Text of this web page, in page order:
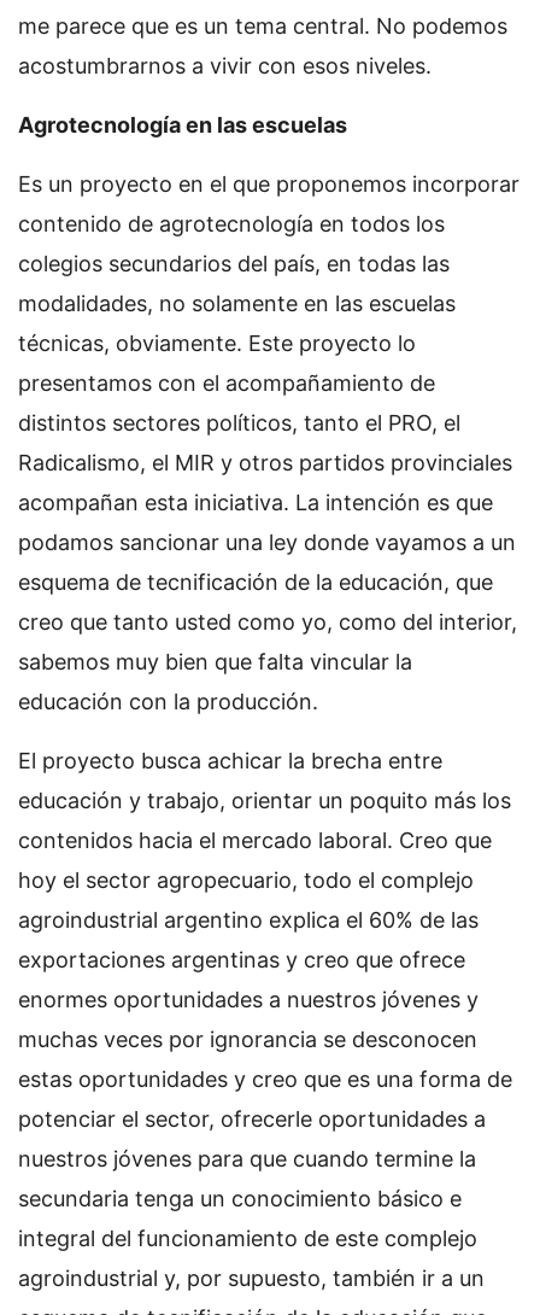
me parece que es un tema central. No podemos
acostumbrarnos a vivir con esos niveles.
Agrotecnología en las escuelas
Es un proyecto en el que proponemos incorporar
contenido de agrotecnología en todos los
colegios secundarios del país, en todas las
modalidades, no solamente en las escuelas
técnicas, obviamente. Este proyecto lo
presentamos con el acompañamiento de
distintos sectores políticos, tanto el PRO, el
Radicalismo, el MIR y otros partidos provinciales
acompañan esta iniciativa. La intención es que
podamos sancionar una ley donde vayamos a un
esquema de tecnificación de la educación, que
creo que tanto usted como yo, como del interior,
sabemos muy bien que falta vincular la
educación con la producción.
El proyecto busca achicar la brecha entre
educación y trabajo, orientar un poquito más los
contenidos hacia el mercado laboral. Creo que
hoy el sector agropecuario, todo el complejo
agroindustrial argentino explica el 60% de las
exportaciones argentinas y creo que ofrece
enormes oportunidades a nuestros jóvenes y
muchas veces por ignorancia se desconocen
estas oportunidades y creo que es una forma de
potenciar el sector, ofrecerle oportunidades a
nuestros jóvenes para que cuando termine la
secundaria tenga un conocimiento básico e
integral del funcionamiento de este complejo
agroindustrial y, por supuesto, también ir a un